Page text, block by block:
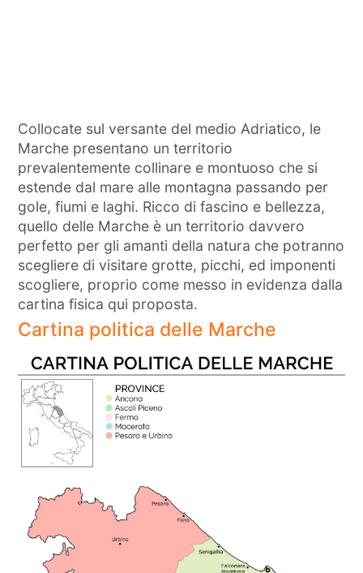
Collocate sul versante del medio Adriatico, le
Marche presentano un territorio
prevalentemente collinare e montuoso che si
estende dal mare alle montagna passando per
gole, fiumi e laghi. Ricco di fascino e bellezza,
quello delle Marche è un territorio davvero
perfetto per gli amanti della natura che potranno
scegliere di visitare grotte, picchi, ed imponenti
scogliere, proprio come messo in evidenza dalla
cartina fisica qui proposta.
Cartina politica delle Marche